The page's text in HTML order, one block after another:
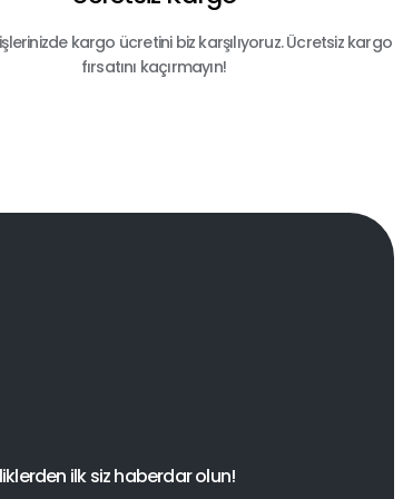
kargo ücretini biz karşılıyoruz. Ücretsiz kargo
fırsatını kaçırmayın!
ilk siz haberdar olun!